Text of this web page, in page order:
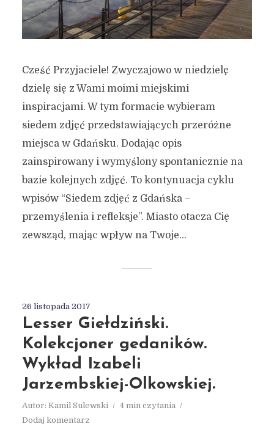
Cześć Przyjaciele! Zwyczajowo w niedzielę
dzielę się z Wami moimi miejskimi
inspiracjami. W tym formacie wybieram
siedem zdjęć przedstawiających przeróżne
miejsca w Gdańsku. Dodając opis
zainspirowany i wymyślony spontanicznie na
bazie kolejnych zdjęć. To kontynuacja cyklu
wpisów “Siedem zdjęć z Gdańska –
przemyślenia i refleksje”. Miasto otacza Cię
zewsząd, mając wpływ na Twoje...
26 listopada 2017
Lesser Giełdziński.
Kolekcjoner gedaników.
Wykład Izabeli
Jarzembskiej-Olkowskiej.
Autor: Kamil Sulewski
4 min czytania
Dodaj komentarz